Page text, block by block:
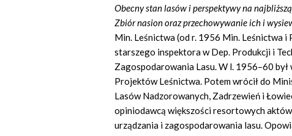
Obecny stan lasów i perspektywy na najbliższą
Zbiór nasion oraz przechowywanie ich i
Min. Leśnictwa (od r. 1956 Min. Leśnictwa i
starszego inspektora w Dep. Produkcji i
Zagospodarowania Lasu. W l. 1956–60
Projektów Leśnictwa. Potem wrócił do
Lasów Nadzorowanych, Zadrzewień i
opiniodawcą większości resortowych
urządzania i zagospodarowania lasu.